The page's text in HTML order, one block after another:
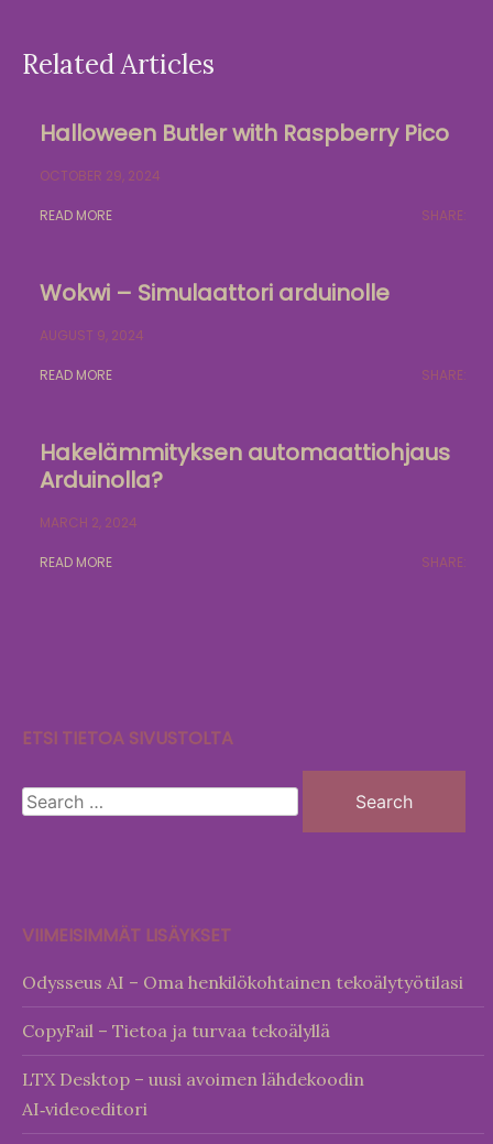
Related Articles
Halloween Butler with Raspberry Pico
OCTOBER 29, 2024
READ MORE SHARE:
Wokwi – Simulaattori arduinolle
AUGUST 9, 2024
READ MORE SHARE:
Hakelämmityksen automaattiohjaus
Arduinolla?
MARCH 2, 2024
READ MORE SHARE:
ETSI TIETOA SIVUSTOLTA
Search
for:
VIIMEISIMMÄT LISÄYKSET
Odysseus AI – Oma henkilökohtainen tekoälytyötilasi
CopyFail – Tietoa ja turvaa tekoälyllä
LTX Desktop – uusi avoimen lähdekoodin
AI‑videoeditori